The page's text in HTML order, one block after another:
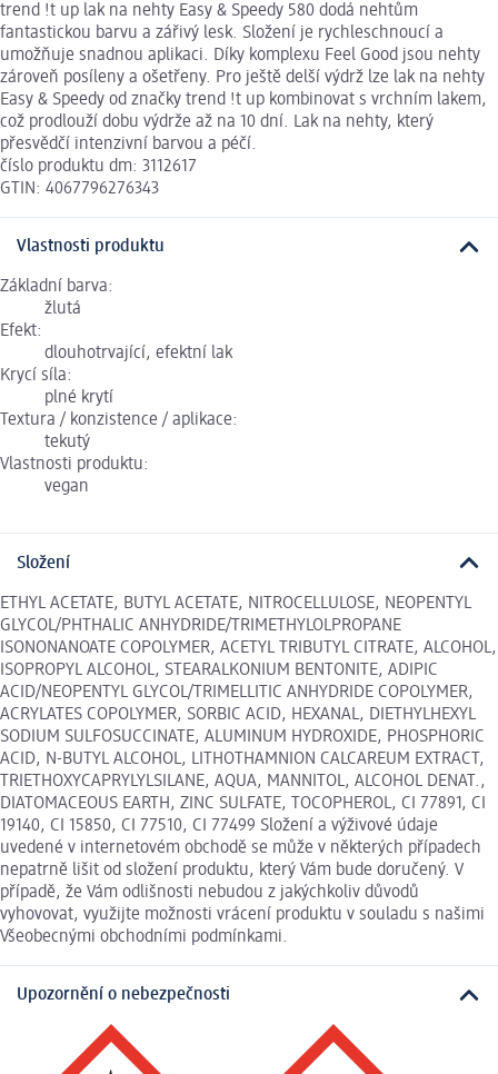
trend !t up lak na nehty Easy & Speedy 580 dodá nehtům
fantastickou barvu a zářivý lesk. Složení je rychleschnoucí a
umožňuje snadnou aplikaci. Díky komplexu Feel Good jsou nehty
zároveň posíleny a ošetřeny. Pro ještě delší výdrž lze lak na nehty
Easy & Speedy od značky trend !t up kombinovat s vrchním lakem,
což prodlouží dobu výdrže až na 10 dní. Lak na nehty, který
přesvědčí intenzivní barvou a péčí.
číslo produktu dm: 3112617
GTIN: 4067796276343
Vlastnosti produktu
Základní barva:
žlutá
Efekt:
dlouhotrvající, efektní lak
Krycí síla:
plné krytí
Textura / konzistence / aplikace:
tekutý
Vlastnosti produktu:
vegan
Složení
ETHYL ACETATE, BUTYL ACETATE, NITROCELLULOSE, NEOPENTYL
GLYCOL/PHTHALIC ANHYDRIDE/TRIMETHYLOLPROPANE
ISONONANOATE COPOLYMER, ACETYL TRIBUTYL CITRATE, ALCOHOL,
ISOPROPYL ALCOHOL, STEARALKONIUM BENTONITE, ADIPIC
ACID/NEOPENTYL GLYCOL/TRIMELLITIC ANHYDRIDE COPOLYMER,
ACRYLATES COPOLYMER, SORBIC ACID, HEXANAL, DIETHYLHEXYL
SODIUM SULFOSUCCINATE, ALUMINUM HYDROXIDE, PHOSPHORIC
ACID, N-BUTYL ALCOHOL, LITHOTHAMNION CALCAREUM EXTRACT,
TRIETHOXYCAPRYLYLSILANE, AQUA, MANNITOL, ALCOHOL DENAT.,
DIATOMACEOUS EARTH, ZINC SULFATE, TOCOPHEROL, CI 77891, CI
19140, CI 15850, CI 77510, CI 77499 Složení a výživové údaje
uvedené v internetovém obchodě se může v některých případech
nepatrně lišit od složení produktu, který Vám bude doručený. V
případě, že Vám odlišnosti nebudou z jakýchkoliv důvodů
vyhovovat, využijte možnosti vrácení produktu v souladu s našimi
Všeobecnými obchodními podmínkami.
Upozornění o nebezpečnosti